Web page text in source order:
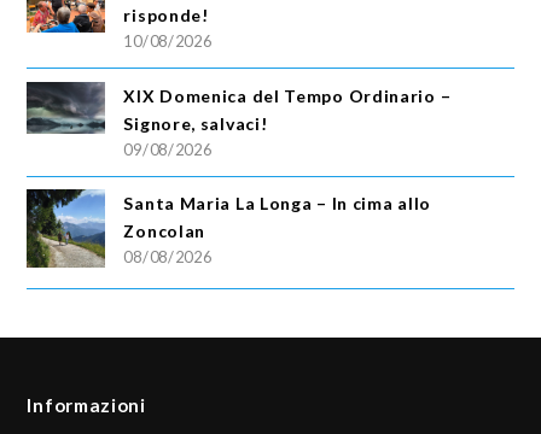
risponde!
10/08/2026
XIX Domenica del Tempo Ordinario –
Signore, salvaci!
09/08/2026
Santa Maria La Longa – In cima allo
Zoncolan
08/08/2026
Informazioni